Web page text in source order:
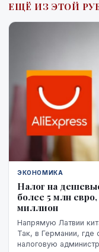
ЕЩЁ ИЗ ЭТОЙ
ЭКОНОМИКА
Налог на
более 5 млн
миллион
Напрямую Латвии
Так, в Германии, где
налоговую